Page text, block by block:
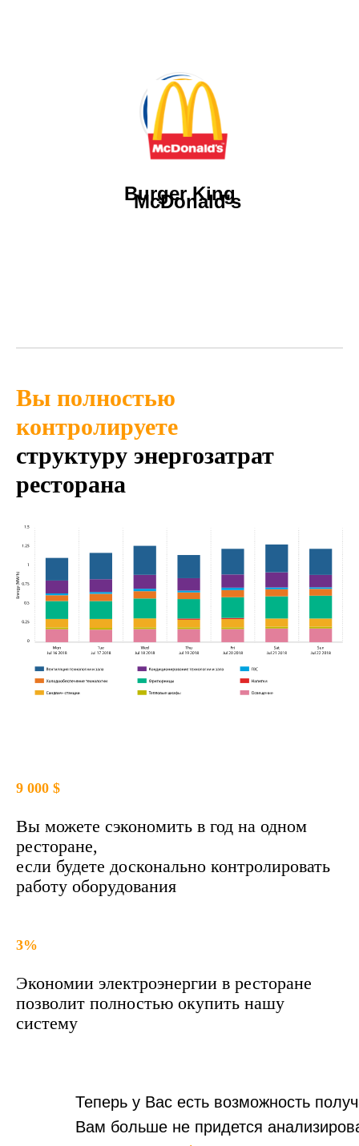
Burger King
McDonald's
Вы полностью
контролируете
структуру энергозатрат
ресторана
9 000 $
Вы можете сэкономить в год на одном
ресторане,
если будете досконально контролировать
работу оборудования
3%
Экономии электроэнергии в ресторане
позволит полностью окупить нашу
систему
Теперь у Вас есть возможность
Вам больше не придется